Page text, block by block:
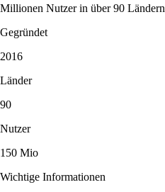
Millionen Nutzer in über 90 Ländern
Gegründet
2016
Länder
90
Nutzer
150 Mio
Wichtige Informationen